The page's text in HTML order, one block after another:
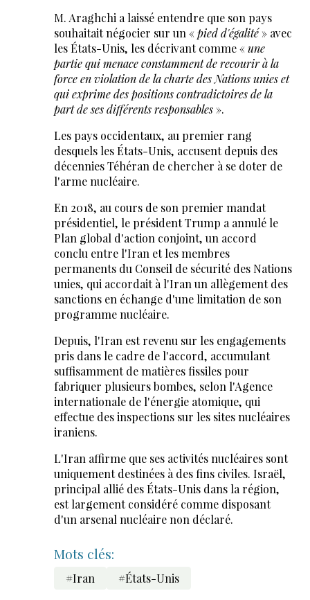
M. Araghchi a laissé entendre que son pays
souhaitait négocier sur un «pied d'égalité» avec
les États-Unis, les décrivant comme «une
partie qui menace constamment de recourir à la
force en violation de la charte des Nations unies et
qui exprime des positions contradictoires de la
part de ses différents responsables».
Les pays occidentaux, au premier rang
desquels les États-Unis, accusent depuis des
décennies Téhéran de chercher à se doter de
l'arme nucléaire.
En 2018, au cours de son premier mandat
présidentiel, le président Trump a annulé le
Plan global d'action conjoint, un accord
conclu entre l'Iran et les membres
permanents du Conseil de sécurité des Nations
unies, qui accordait à l'Iran un allègement des
sanctions en échange d'une limitation de son
programme nucléaire.
Depuis, l'Iran est revenu sur les engagements
pris dans le cadre de l'accord, accumulant
suffisamment de matières fissiles pour
fabriquer plusieurs bombes, selon l'Agence
internationale de l'énergie atomique, qui
effectue des inspections sur les sites nucléaires
iraniens.
L'Iran affirme que ses activités nucléaires sont
uniquement destinées à des fins civiles. Israël,
principal allié des États-Unis dans la région,
est largement considéré comme disposant
d'un arsenal nucléaire non déclaré.
Mots clés:
#Iran #États-Unis